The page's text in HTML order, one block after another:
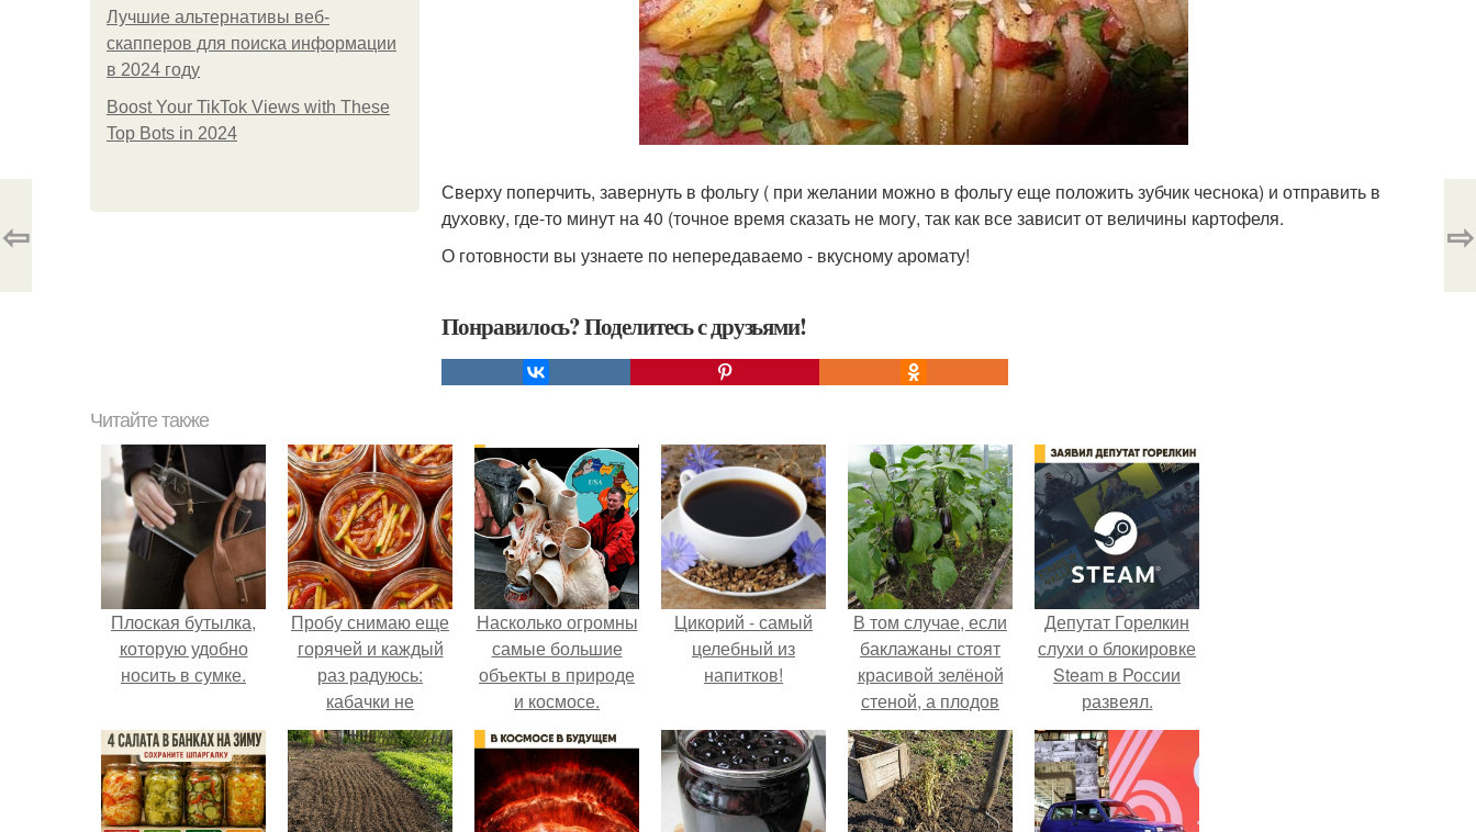
Лучшие альтернативы веб-
скапперов для поиска информации
в 2024 году
Boost Your TikTok Views with These
Top Bots in 2024
Сверху поперчить, завернуть в фольгу ( при желании можно в фольгу еще положить зубчик чеснока) и отправить в
духовку, где-то минут на 40 (точное время сказать не могу, так как все зависит от величины картофеля.
О готовности вы узнаете по непередаваемо - вкусному аромату!
Понравилось? Поделитесь с друзьями!
⇦ ⇨
Читайте также
Плоская бутылка,
которую удобно
носить в сумке.
Пробу снимаю еще
горячей и каждый
раз радуюсь:
кабачки не
развариваются, а
соус получается
густым и
пикантным.
Насколько огромны
самые большие
объекты в природе
и космосе.
Цикорий - самый
целебный из
напитков!
В том случае, если
баклажаны стоят
красивой зелёной
стеной, а плодов
почти не видно -
радоваться тут
нечему.
Депутат Горелкин
слухи о блокировке
Steam в России
развеял.